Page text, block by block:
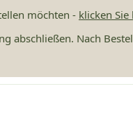
möchten - klicken Sie
abschließen. Nach